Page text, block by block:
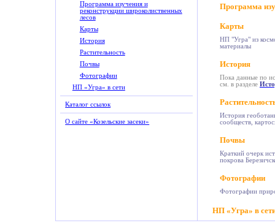
Программа изучения и
реконструкции широколиственных
лесов
Карты
История
Растительность
Почвы
Фотографии
НП «Угра» в сети
Каталог ссылок
О сайте «Козельские засеки»
Программа
Карты
НП "Угра" из
материалы
История
Пока данные по
см. в разделе
История
сообществ,
Почвы
Краткий очерк
покрова
Фотографии
Фотографии
НП «Угра» в